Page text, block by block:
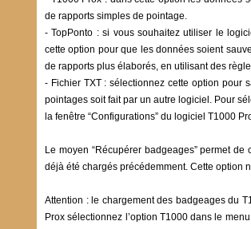
de rapports simples de pointage.
- TopPonto : si vous souhaitez utiliser le
cette option pour que les données soient
de rapports plus élaborés, en utilisant des
- Fichier TXT : sélectionnez cette option pour
pointages soit fait par un autre logiciel. Pour
la fenêtre “Configurations” du logiciel T1000
Le moyen “Récupérer badgeages” permet
déjà été chargés précédemment. Cette option
Attention : le chargement des badgeages du
Prox sélectionnez l’option T1000 dans le